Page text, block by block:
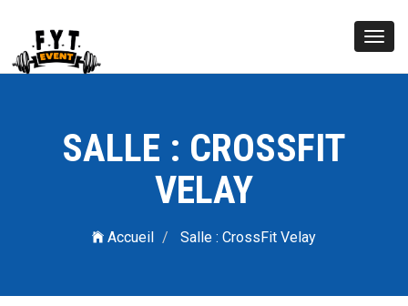
SALLE : CROSSFIT
VELAY
Accueil Salle : CrossFit Velay